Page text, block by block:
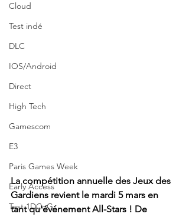
Cloud
Test indé
DLC
IOS/Android
Direct
High Tech
Gamescom
E3
Paris Games Week
Early Access
Test 1DCoG
La compétition annuelle des Jeux des
Gardiens revient le mardi 5 mars en
tant qu'événement All-Stars ! De